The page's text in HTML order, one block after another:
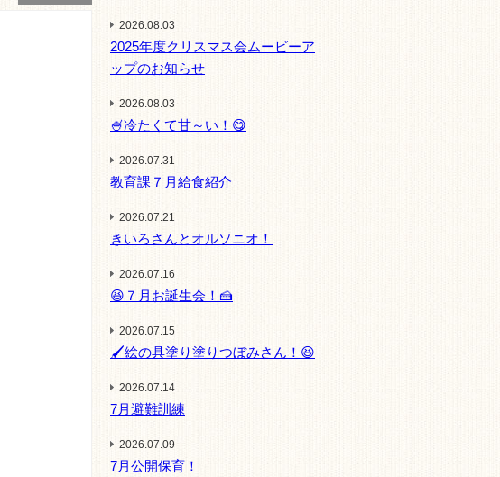
2026.08.03
2025年度クリスマス会ムービーア
ップのお知らせ
2026.08.03
🍧冷たくて甘～い！😋
2026.07.31
教育課７月給食紹介
2026.07.21
きいろさんとオルソニオ！
2026.07.16
😆７月お誕生会！🍰
2026.07.15
🖌️絵の具塗り塗りつぼみさん！😆
2026.07.14
7月避難訓練
2026.07.09
7月公開保育！